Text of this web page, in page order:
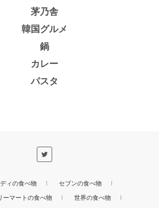
茅乃舎
韓国グルメ
鍋
カレー
パスタ
ィの食べ物
セブンの食べ物
ーマートの食べ物
世界の食べ物